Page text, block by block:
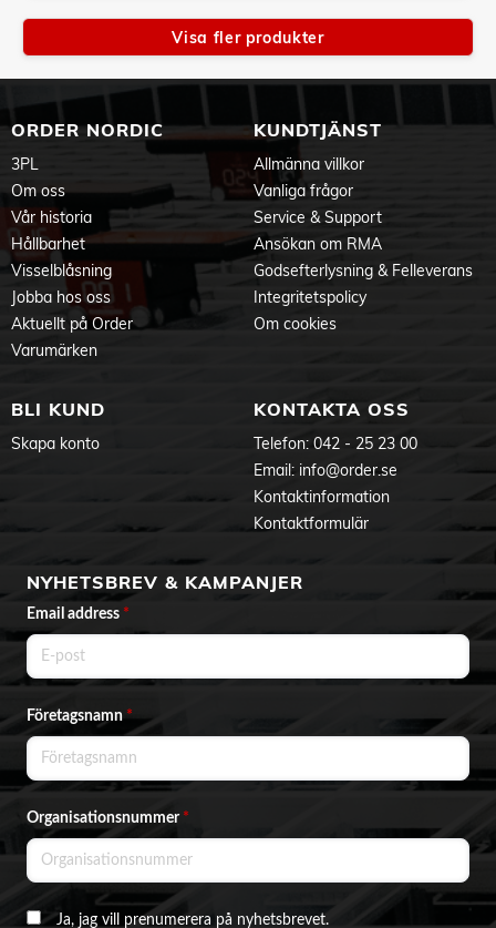
Visa fler produkter
ORDER NORDIC
3PL
Om oss
Vår historia
Hållbarhet
Visselblåsning
Jobba hos oss
Aktuellt på Order
Varumärken
KUNDTJÄNST
Allmänna villkor
Vanliga frågor
Service & Support
Ansökan om RMA
Godsefterlysning & Felleverans
Integritetspolicy
Om cookies
BLI KUND
Skapa konto
KONTAKTA OSS
Telefon: 042 - 25 23 00
Email: info@order.se
Kontaktinformation
Kontaktformulär
NYHETSBREV & KAMPANJER
Email address *
Företagsnamn*
Organisationsnummer *
Ja, jag vill prenumerera på nyhetsbrevet.